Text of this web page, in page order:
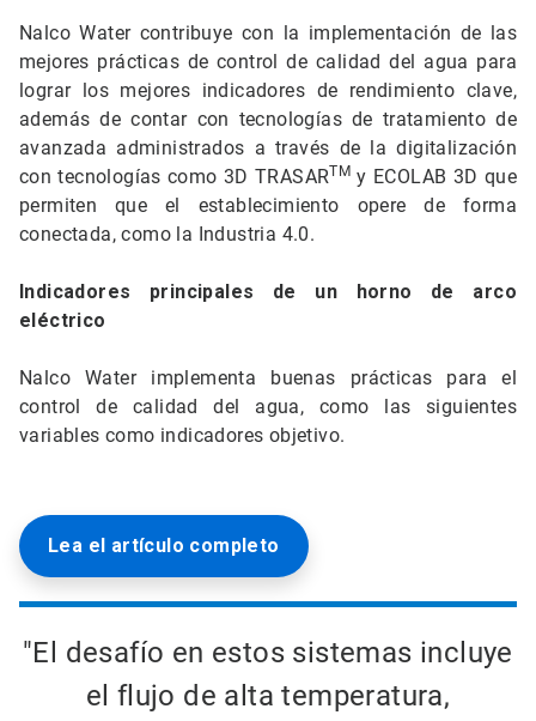
Nalco Water contribuye con la implementación de las
mejores prácticas de control de calidad del agua para
lograr los mejores indicadores de rendimiento clave,
además de contar con tecnologías de tratamiento de
avanzada administrados a través de la digitalización
con tecnologías como 3D TRASARTM y ECOLAB 3D que
permiten que el establecimiento opere de forma
conectada, como la Industria 4.0.
Indicadores principales de un horno de arco
eléctrico
Nalco Water implementa buenas prácticas para el
control de calidad del agua, como las siguientes
variables como indicadores objetivo.
Lea el artículo completo
"El desafío en estos sistemas incluye
el flujo de alta temperatura,